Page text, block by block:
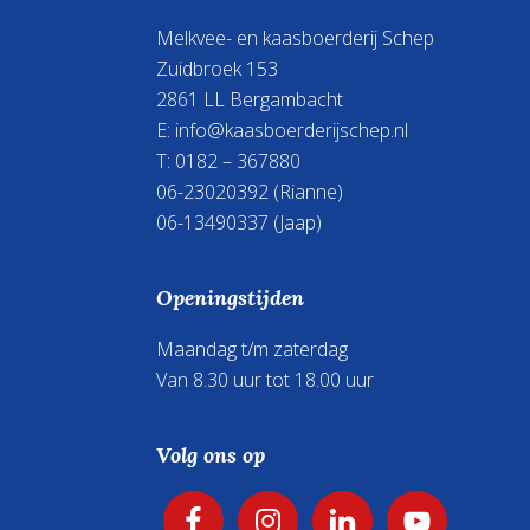
Melkvee- en kaasboerderij Schep
Zuidbroek 153
2861 LL Bergambacht
E: info@kaasboerderijschep.nl
T: 0182 – 367880
06-23020392 (Rianne)
06-13490337 (Jaap)
Openingstijden
Maandag t/m zaterdag
Van 8.30 uur tot 18.00 uur
Volg ons op